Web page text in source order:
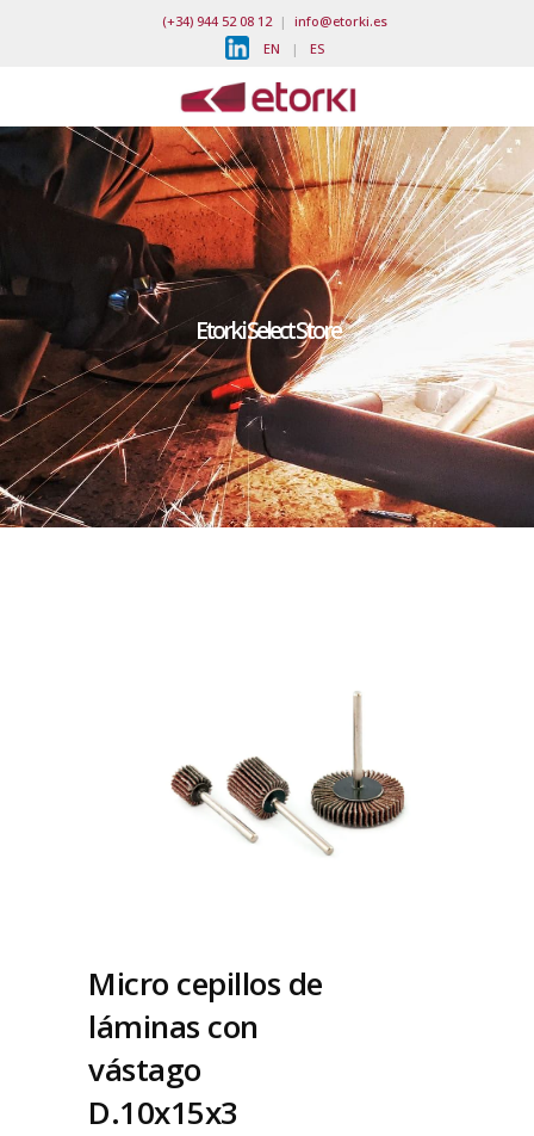
(+34) 944 52 08 12| info@etorki.es
EN | ES
Etorki Select Store
Micro cepillos de
láminas con
vástago
D.10x15x3